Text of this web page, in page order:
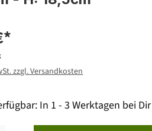
zzgl. Versandkosten
In 1 - 3 Werktagen bei Dir